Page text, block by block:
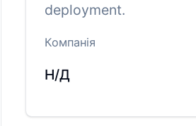
deployment.
Компанія
Н/Д